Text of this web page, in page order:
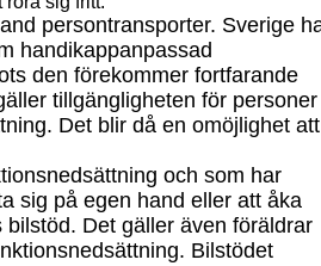
persontransporter. Sverige
handikappanpassad
den förekommer fortfarande
tillgängligheten för personer
Det blir då en omöjlighet att
och som har
sig på egen hand eller att åka
bilstöd. Det gäller även föräldrar
Bilstödet